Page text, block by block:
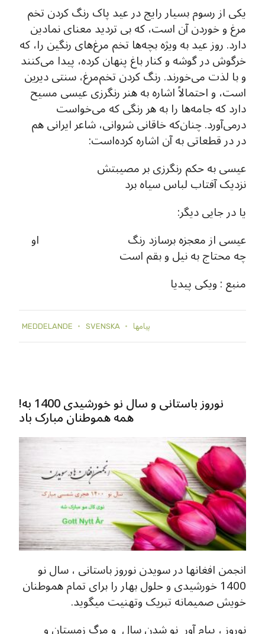
یکی از رسوم بسیار رایج در عید پاک رنگ کردن تخم
مرغ و خوردن آن است، که بی تردید معنای نمادین
دارد. روز عید به ویژه بچه‌ها تخم مرغ‌های رنگین را، که
خرگوش در گوشه و کنار باغ پنهان کرده، پیدا می‌کنند
و با لذت می‌خورند. رنگ کردن تخم‌مرغ، سنتی دیرین
است، و احتمالاً اشاره به هنر رنگرزی عیسی مسیح
دارد که جامه‌ها را به هر رنگی که می‌خواست
درمی‌آورد. چنان‌که خاقانی شروانی، شاعر ایرانی هم
در در قطعاتی به آن اشاره کرده‌است:
عیسی به حکم رنگرزی بر مصیبتش
نزدیک آفتاب لباس سیاه برد
یا در جایی دیگر:
عیسی از معجزه برسازد رنگ او
چه محتاج به نیل و بقم است
منبع : ویکی پیدیا
MEDDELANDE SVENSKA پيامها
!نوروز باستانی و سال نو خورشیدی 1400 به
همه هموطنان مبارک باد
انجمن افغانها در سویدن نوروز باستانی ، سال نو
1400 خورشیدی و حلول بهار را برای تمام هموطنان
خویش صمیمانه تبریک وتهنیت میگوید.